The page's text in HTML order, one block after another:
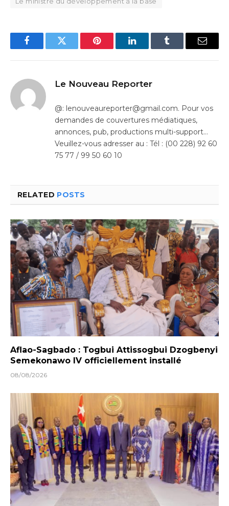
FacebookTwitter Pinterest LinkedInTumblr Email
Le Nouveau Reporter
@: lenouveaureporter@gmail.com. Pour vos
demandes de couvertures médiatiques,
annonces, pub, productions multi-support…
Veuillez-vous adresser au : Tél : (00 228) 92 60
75 77 / 99 50 60 10
RELATED POSTS
Aflao-Sagbado : Togbui Attissogbui Dzogbenyi
Semekonawo IV officiellement installé
08/08/2026